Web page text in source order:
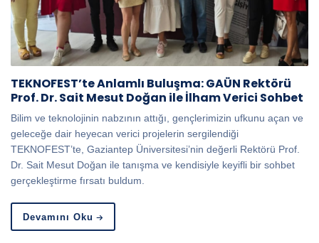
TEKNOFEST’te Anlamlı Buluşma: GAÜN Rektörü
Prof. Dr. Sait Mesut Doğan ile İlham Verici Sohbet
Bilim ve teknolojinin nabzının attığı, gençlerimizin ufkunu açan ve
geleceğe dair heyecan verici projelerin sergilendiği
TEKNOFEST’te, Gaziantep Üniversitesi’nin değerli Rektörü Prof.
Dr. Sait Mesut Doğan ile tanışma ve kendisiyle keyifli bir sohbet
gerçekleştirme fırsatı buldum.
Devamını Oku